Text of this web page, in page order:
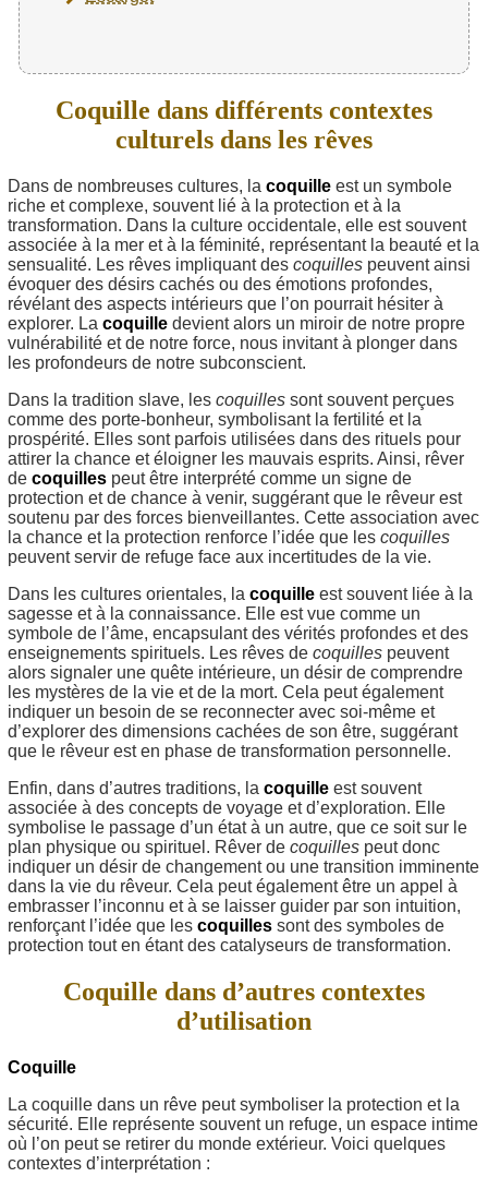
Coquille dans différents contextes
culturels dans les rêves
Dans de nombreuses cultures, la coquille est un symbole
riche et complexe, souvent lié à la protection et à la
transformation. Dans la culture occidentale, elle est souvent
associée à la mer et à la féminité, représentant la beauté et la
sensualité. Les rêves impliquant des coquilles peuvent ainsi
évoquer des désirs cachés ou des émotions profondes,
révélant des aspects intérieurs que l’on pourrait hésiter à
explorer. La coquille devient alors un miroir de notre propre
vulnérabilité et de notre force, nous invitant à plonger dans
les profondeurs de notre subconscient.
Dans la tradition slave, les coquilles sont souvent perçues
comme des porte-bonheur, symbolisant la fertilité et la
prospérité. Elles sont parfois utilisées dans des rituels pour
attirer la chance et éloigner les mauvais esprits. Ainsi, rêver
de coquilles peut être interprété comme un signe de
protection et de chance à venir, suggérant que le rêveur est
soutenu par des forces bienveillantes. Cette association avec
la chance et la protection renforce l’idée que les coquilles
peuvent servir de refuge face aux incertitudes de la vie.
Dans les cultures orientales, la coquille est souvent liée à la
sagesse et à la connaissance. Elle est vue comme un
symbole de l’âme, encapsulant des vérités profondes et des
enseignements spirituels. Les rêves de coquilles peuvent
alors signaler une quête intérieure, un désir de comprendre
les mystères de la vie et de la mort. Cela peut également
indiquer un besoin de se reconnecter avec soi-même et
d’explorer des dimensions cachées de son être, suggérant
que le rêveur est en phase de transformation personnelle.
Enfin, dans d’autres traditions, la coquille est souvent
associée à des concepts de voyage et d’exploration. Elle
symbolise le passage d’un état à un autre, que ce soit sur le
plan physique ou spirituel. Rêver de coquilles peut donc
indiquer un désir de changement ou une transition imminente
dans la vie du rêveur. Cela peut également être un appel à
embrasser l’inconnu et à se laisser guider par son intuition,
renforçant l’idée que les coquilles sont des symboles de
protection tout en étant des catalyseurs de transformation.
Coquille dans d’autres contextes
d’utilisation
Coquille
La coquille dans un rêve peut symboliser la protection et la
sécurité. Elle représente souvent un refuge, un espace intime
où l’on peut se retirer du monde extérieur. Voici quelques
contextes d’interprétation :